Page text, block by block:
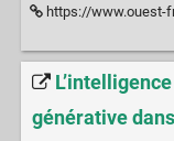
https://www.ouest-france.fr/environnement/trop-de-
générative